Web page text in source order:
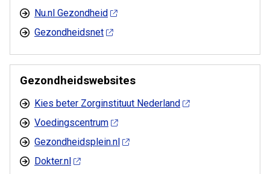
Nu.nl Gezondheid
Gezondheidsnet
Gezondheidswebsites
Kies beter Zorginstituut Nederland
Voedingscentrum
Gezondheidsplein.nl
Dokter.nl